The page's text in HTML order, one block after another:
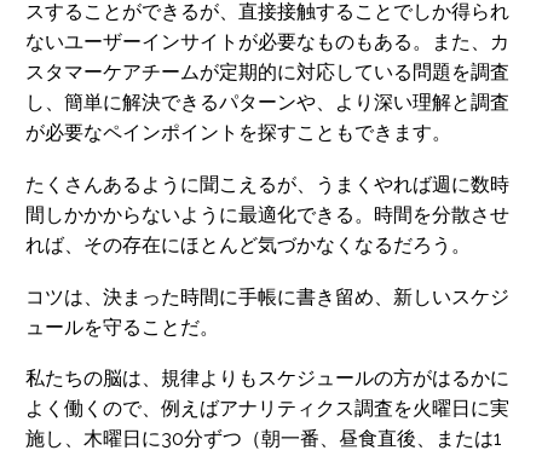
スすることができるが、直接接触することでしか得られ
ないユーザーインサイトが必要なものもある。また、カ
スタマーケアチームが定期的に対応している問題を調査
し、簡単に解決できるパターンや、より深い理解と調査
が必要なペインポイントを探すこともできます。
たくさんあるように聞こえるが、うまくやれば週に数時
間しかかからないように最適化できる。時間を分散させ
れば、その存在にほとんど気づかなくなるだろう。
コツは、決まった時間に手帳に書き留め、新しいスケジ
ュールを守ることだ。
私たちの脳は、規律よりもスケジュールの方がはるかに
よく働くので、例えばアナリティクス調査を火曜日に実
施し、木曜日に30分ずつ（朝一番、昼食直後、または1